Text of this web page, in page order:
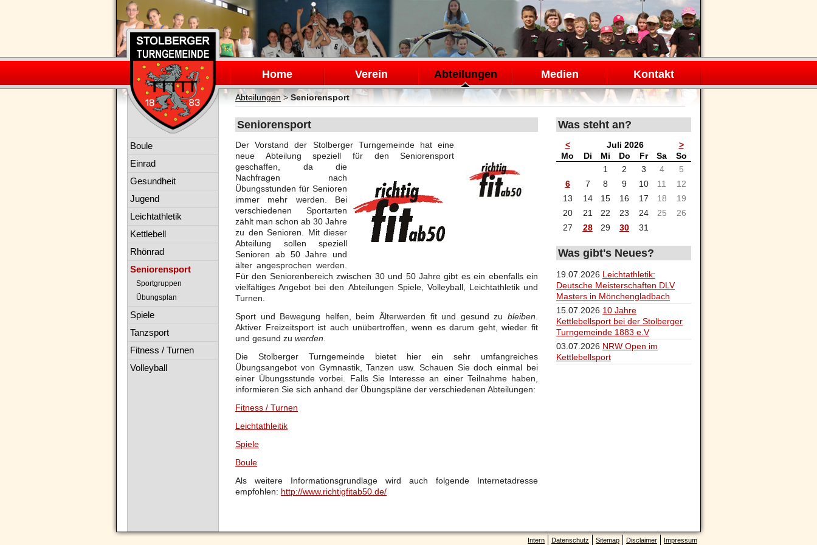
Navigation
überspringen
Home Verein Abteilungen Medien Kontakt
Abteilungen>Seniorensport
Seniorensport
Der Vorstand der Stolberger Turngemeindehat eine
neue Abteilung speziell für den Seniorensport
geschaffen, da die
Nachfragen nach
Übungsstunden für Senioren
immer mehr werden. Bei
verschiedenen Sportarten
zählt man schon ab 30 Jahre
zu den Senioren. Mit dieser
Abteilung sollen speziell
Senioren ab 50 Jahre und
älter angesprochen werden.
Für den Seniorenbereich zwischen 30 und 50 Jahre gibt es ein ebenfalls ein
vielfältiges Angebot bei den Abteilungen Spiele, Volleyball, Leichtathletik und
Turnen.
Sport und Bewegung helfen, beim Älterwerden fit und gesund zu bleiben
Aktiver Freizeitsportist auch unübertroffen, wenn es darum geht, wieder fit
und gesund zu werden
Die Stolberger Turngemeinde bietet hier ein sehr umfangreiches
Übungsangebot von Gymnastik, Tanzen usw. Schauen Sie doch einmal bei
einer Übungsstunde vorbei. Falls Sie Interesse an einer Teilnahme haben,
informieren Sie sich anhand der Übungspläne der verschiedenen Abteilungen:
Fitness / Turnen
Leichtathleitik
Spiele
Boule
Als weitere Informationsgrundlage wird auch folgende Internetadresse
empfohlen: http://www.richtigfitab50.de/
Navigation
Boule
Einrad
Gesundheit
Jugend
Leichtathletik
Kettlebell
Rhönrad
Seniorensport
Sportgruppen
Übungsplan
Spiele
Tanzsport
Fitness / Turnen
Volleyball
Was steht an?
< Juli 2026
>
Mo ntag
Dienstag
Mittwoch
Donnerstag
Freitag
Sa mstag
Sonntag
1
2 3 4
5
6
7 8 9 10 11
12
13
14 15 16 17 18
19
20
21 22 23 24 25
26
27
28 29 30 31
Was gibt's Neues?
19.07.2026 Leichtathletik:
Deutsche Meisterschaften DLV
Masters in Mönchengladbach
15.07.2026 10 Jahre
Kettlebellsport bei der Stolberger
Turngemeinde 1883 e.V
03.07.2026 NRW Open im
Kettlebellsport
Navigation
Impressum
Disclaimer
Sitemap
Datenschutz
Intern